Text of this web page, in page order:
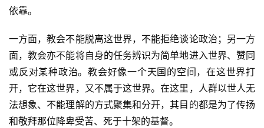
依靠。
一方面，教会不能脱离这世界，不能拒绝谈论政治；另一方
面，教会亦不能将自身的任务辨识为简单地进入世界、赞同
或反对某种政治。教会好像一个天国的空间，在这世界打
开，它在这世界，又不属于这世界。在这里，人群以世人无
法想象、不能理解的方式聚集和分开，其目的都是为了传扬
和敬拜那位降卑受苦、死于十架的基督。